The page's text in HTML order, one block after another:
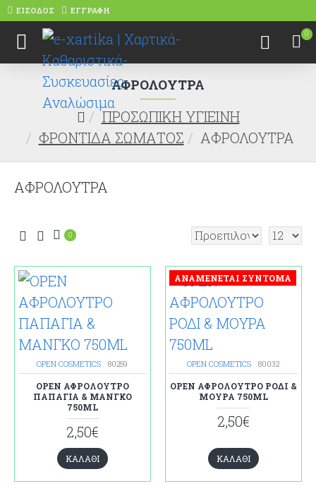
ΕΊΣΟΔΟΣ ΕΓΓΡΑΦΉ
0
ΠΡΟΣΩΠΙΚΗ ΥΓΙΕΙΝΗ
ΦΡΟΝΤΙΔΑ ΣΩΜΑΤΟΣ
ΑΦΡΟΛΟΥΤΡΑ
ΑΦΡΟΛΟΥΤΡΑ
ΑΦΡΟΛΟΥΤΡΑ
0
OPEN COSMETICS 80259
OPEN ΑΦΡΟΛΟΥΤΡΟ
ΠΑΠΑΓΙΑ & ΜΑΝΓΚΟ
750ML
2,50€
ΚΑΛΆΘΙ
ΑΝΑΜΈΝΕΤΑΙ ΣΎΝΤΟΜΑ
OPEN COSMETICS 80032
OPEN ΑΦΡΟΛΟΥΤΡΟ ΡΟΔΙ &
ΜΟΥΡΑ 750ML
2,50€
ΚΑΛΆΘΙ